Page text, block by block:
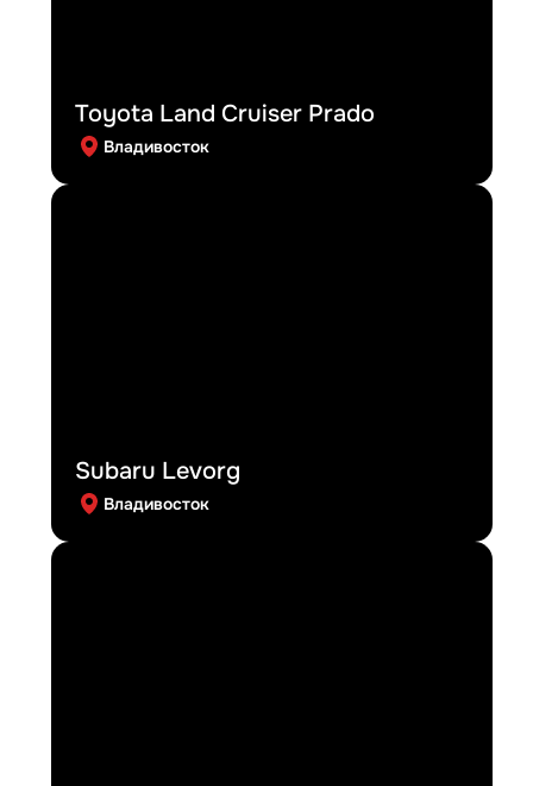
Toyota Land Cruiser Prado
Владивосток
Subaru Levorg
Владивосток